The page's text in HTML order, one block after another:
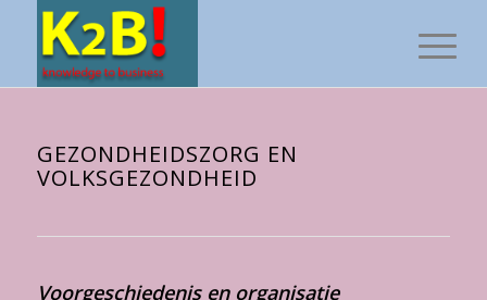
GEZONDHEIDSZORG EN
VOLKSGEZONDHEID
Voorgeschiedenis en organisatie